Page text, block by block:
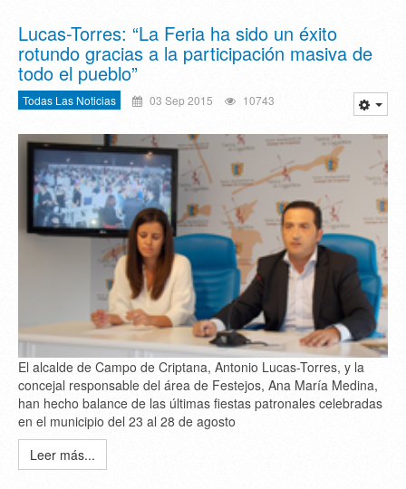
Lucas-Torres: “La Feria ha sido un éxito
rotundo gracias a la participación masiva de
todo el pueblo”
Todas Las Noticias 03 Sep 2015 10743
El alcalde de Campo de Criptana, Antonio Lucas-Torres, y la
concejal responsable del área de Festejos, Ana María Medina,
han hecho balance de las últimas fiestas patronales celebradas
en el municipio del 23 al 28 de agosto
Leer más...